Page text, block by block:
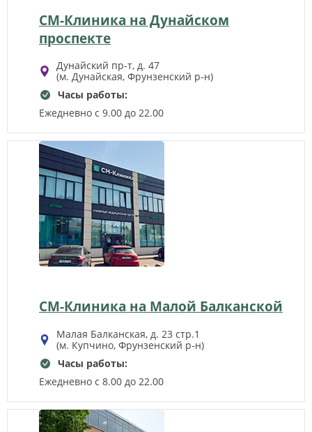
СМ-Клиника на Дунайском
проспекте
Дунайский пр-т, д. 47
(м. Дунайская, Фрунзенский р‑н)
Часы работы:
Ежедневно с 9.00 до 22.00
СМ-Клиника на Малой Балканской
Малая Балканская, д. 23 стр.1
(м. Купчино, Фрунзенский р‑н)
Часы работы:
Ежедневно с 8.00 до 22.00